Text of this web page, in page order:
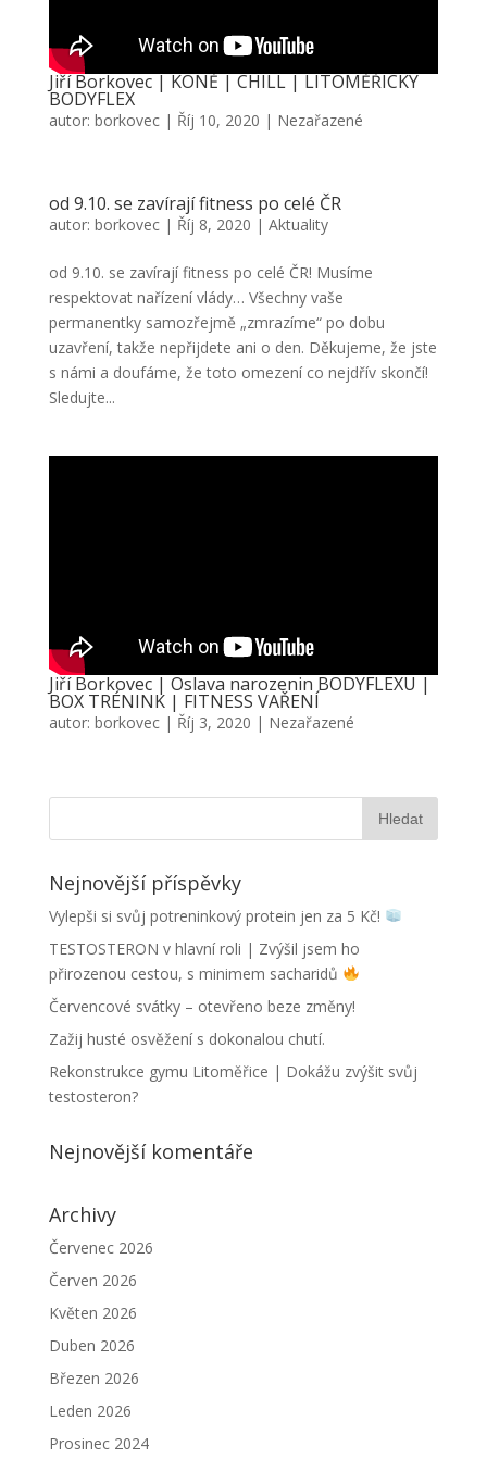
Jiří Borkovec | KONĚ | CHILL | LITOMĚŘICKÝ
BODYFLEX
autor: borkovec| Říj 10, 2020 | Nezařazené
od 9.10. se zavírají fitness po celé ČR
autor: borkovec| Říj 8, 2020 | Aktuality
od 9.10. se zavírají fitness po celé ČR! Musíme
respektovat nařízení vlády… Všechny vaše
permanentky samozřejmě „zmrazíme“ po dobu
uzavření, takže nepřijdete ani o den. Děkujeme, že jste
s námi a doufáme, že toto omezení co nejdřív skončí!
Sledujte...
Jiří Borkovec | Oslava narozenin BODYFLEXU |
BOX TRÉNINK | FITNESS VAŘENÍ
autor: borkovec| Říj 3, 2020 | Nezařazené
Nejnovější příspěvky
Vylepši si svůj potreninkový protein jen za 5 Kč!
TESTOSTERON v hlavní roli | Zvýšil jsem ho
přirozenou cestou, s minimem sacharidů
Červencové svátky – otevřeno beze změny!
Zažij husté osvěžení s dokonalou chutí.
Rekonstrukce gymu Litoměřice | Dokážu zvýšit svůj
testosteron?
Nejnovější komentáře
Archivy
Červenec 2026
Červen 2026
Květen 2026
Duben 2026
Březen 2026
Leden 2026
Prosinec 2024